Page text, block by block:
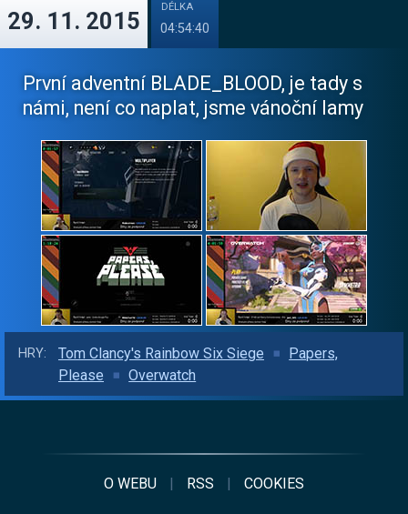
29. 11. 2015
DÉLKA
04:54:40
První adventní BLADE_BLOOD, je tady s
námi, není co naplat, jsme vánoční lamy
HRY: Tom Clancy's Rainbow Six Siege
Papers,
Please
Overwatch
O WEBU | RSS | COOKIES